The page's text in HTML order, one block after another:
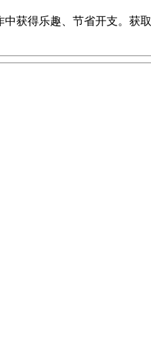
获得乐趣、节省开支。获取